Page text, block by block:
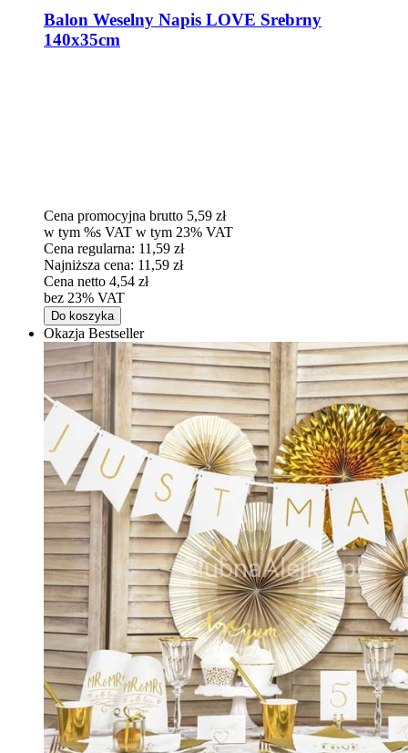
Balon Weselny Napis LOVE Srebrny
140x35cm
Cena promocyjna brutto 5,59 zł
w tym %s VAT w tym 23% VAT
Cena regularna: 11,59 zł
Najniższa cena: 11,59 zł
Cena netto 4,54 zł
bez 23% VAT
Do koszyka
Okazja Bestseller